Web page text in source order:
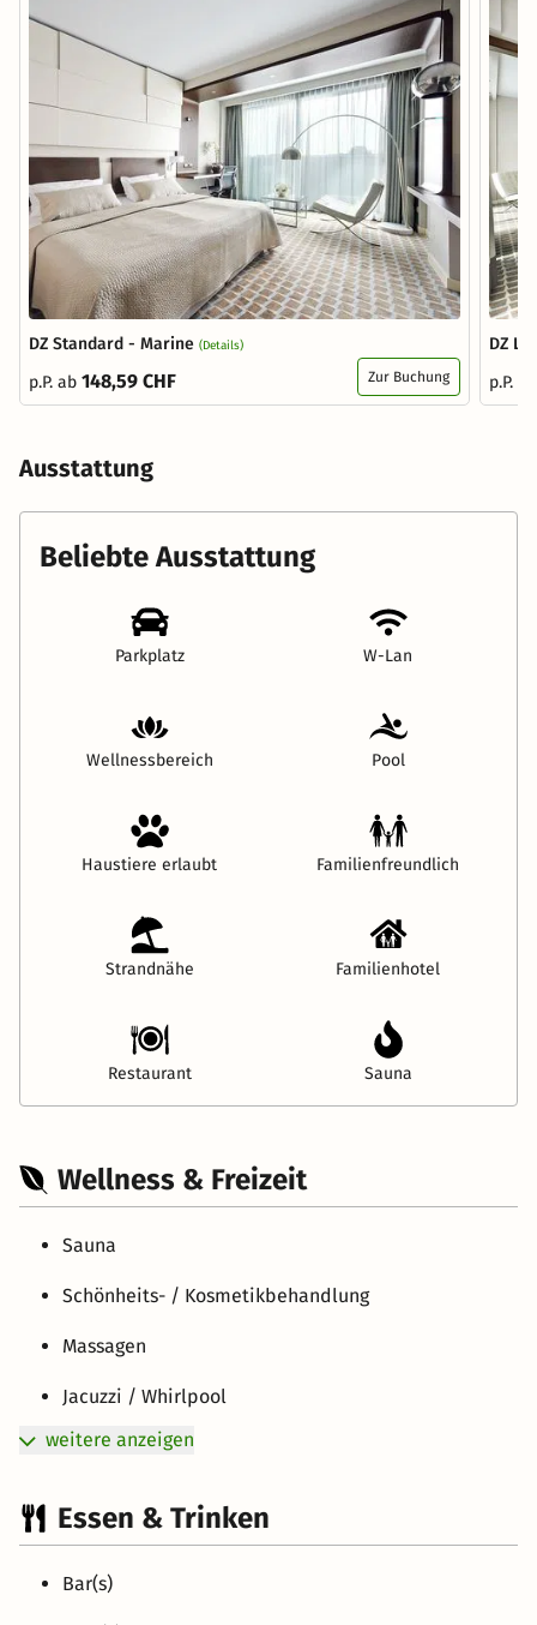
DZ Standard - Marine (Details)
p.P. ab 148,59 CHF Zur Buchung
DZ
p.P.
Ausstattung
Beliebte Ausstattung
Parkplatz W-Lan
Wellnessbereich Pool
Haustiere erlaubt Familienfreundlich
Strandnähe Familienhotel
Restaurant Sauna
Wellness & Freizeit
Sauna
Schönheits- / Kosmetikbehandlung
Massagen
Jacuzzi / Whirlpool
weitere anzeigen
Essen & Trinken
Bar(s)